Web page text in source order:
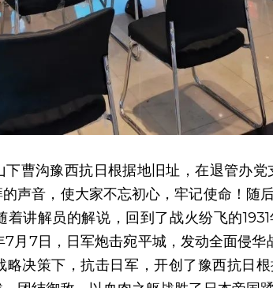
沟豫西抗日根据地旧址，在退管办党
声音，使大家不忘初心，牢记使命！随
讲解员的解说，回到了战火纷飞的1931
月7日，日军炮击宛平城，发动全面侵华
略决策下，抗击日军，开创了豫西抗日